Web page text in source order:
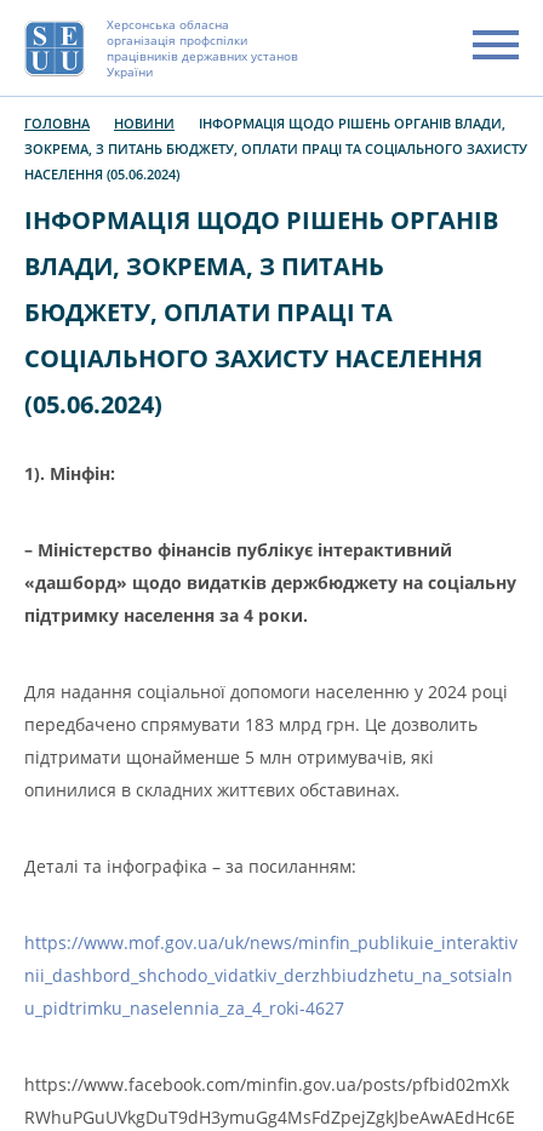
Херсонська обласна
організація профспілки
працівників державних установ
України
ГОЛОВНА НОВИНИ
ІНФОРМАЦІЯ ЩОДО РІШЕНЬ ОРГАНІВ ВЛАДИ,
ЗОКРЕМА, З ПИТАНЬ БЮДЖЕТУ, ОПЛАТИ ПРАЦІ ТА СОЦІАЛЬНОГО ЗАХИСТУ
НАСЕЛЕННЯ (05.06.2024)
ІНФОРМАЦІЯ ЩОДО РІШЕНЬ ОРГАНІВ
ВЛАДИ, ЗОКРЕМА, З ПИТАНЬ
БЮДЖЕТУ, ОПЛАТИ ПРАЦІ ТА
СОЦІАЛЬНОГО ЗАХИСТУ НАСЕЛЕННЯ
(05.06.2024)
1). Мінфін:
– Міністерство фінансів публікує інтерактивний
«дашборд» щодо видатків держбюджету на соціальну
підтримку населення за 4 роки.
Для надання соціальної допомоги населенню у 2024 році
передбачено спрямувати 183 млрд грн. Це дозволить
підтримати щонайменше 5 млн отримувачів, які
опинилися в складних життєвих обставинах.
Деталі та інфографіка – за посиланням:
https://www.mof.gov.ua/uk/news/minfin_publikuie_interaktiv
nii_dashbord_shchodo_vidatkiv_derzhbiudzhetu_na_sotsialn
u_pidtrimku_naselennia_za_4_roki-4627
https://www.facebook.com/minfin.gov.ua/posts/pfbid02mXk
RWhuPGuUVkgDuT9dH3ymuGg4MsFdZpejZgkJbeAwAEdHc6E